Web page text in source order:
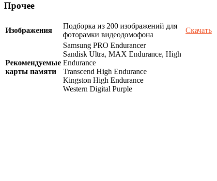
Прочее
Изображения
Подборка из 200 изображений для
фоторамки видеодомофона
Скачать
Рекомендуемые
карты памяти
Samsung PRO Endurancer
Sandisk Ultra, MAX Endurance, High
Endurance
Transcend High Endurance
Kingston High Endurance
Western Digital Purple